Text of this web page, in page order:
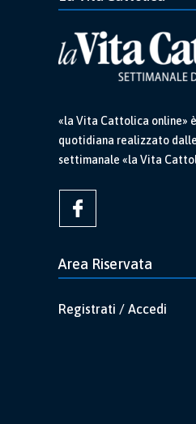
«la Vita Cattolica online»
quotidiana realizzato
settimanale «la Vita
Area Riservata
Registrati / Accedi